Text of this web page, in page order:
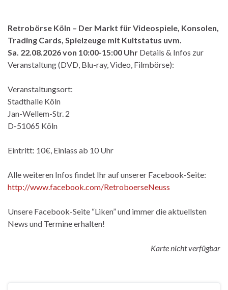
Retrobörse Köln – Der Markt für Videospiele, Konsolen,
Trading Cards, Spielzeuge mit Kultstatus uvm.
Sa. 22.08.2026 von 10:00-15:00 Uhr Details & Infos zur
Veranstaltung (DVD, Blu-ray, Video, Filmbörse):
Veranstaltungsort:
Stadthalle Köln
Jan-Wellem-Str. 2
D-51065 Köln
Eintritt: 10€, Einlass ab 10 Uhr
Alle weiteren Infos findet Ihr auf unserer Facebook-Seite:
http://www.facebook.com/RetroboerseNeuss
Unsere Facebook-Seite “Liken” und immer die aktuellsten
News und Termine erhalten!
Karte nicht verfügbar